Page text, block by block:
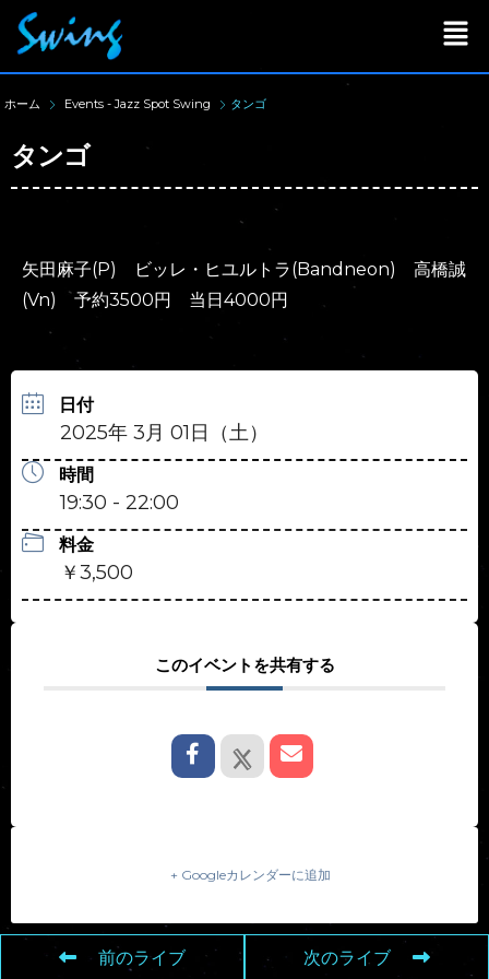
ホーム Events - Jazz Spot Swing タンゴ
タンゴ
矢田麻子(P) ビッレ・ヒユルトラ(Bandneon) 高橋誠
(Vn) 予約3500円 当日4000円
日付
2025年 3月 01日（土）
時間
19:30 - 22:00
料金
￥3,500
このイベントを共有する
+ Googleカレンダーに追加
前のライブ 次のライブ